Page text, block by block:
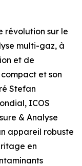
révolution sur le
multi-gaz, à
et de
et son
Stefan
ICOS
& Analyse
appareil robuste
en